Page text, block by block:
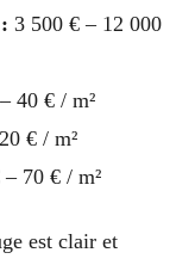
3 500 € – 12 000
40 € / m²
€ / m²
– 70 € / m²
est clair et